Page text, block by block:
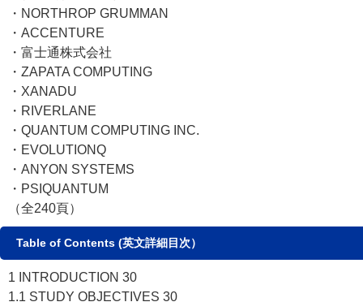
・NORTHROP GRUMMAN
・ACCENTURE
・富士通株式会社
・ZAPATA COMPUTING
・XANADU
・RIVERLANE
・QUANTUM COMPUTING INC.
・EVOLUTIONQ
・ANYON SYSTEMS
・PSIQUANTUM
（全240頁）
Table of Contents (英文詳細目次）
1 INTRODUCTION 30
1.1 STUDY OBJECTIVES 30